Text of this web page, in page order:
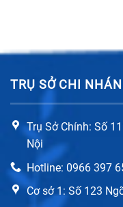
TRỤ SỞ CHI
Trụ Sở Chính: Số
Nội
Hotline: 0966 397
Cơ sở 1: Số 123